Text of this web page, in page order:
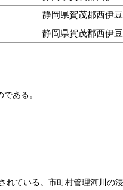
静岡県賀茂郡西伊
静岡県賀茂郡西伊
ある。
ている。市町村管理河川の